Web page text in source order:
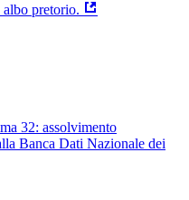
pretorio.
32: assolvimento
Banca Dati Nazionale dei